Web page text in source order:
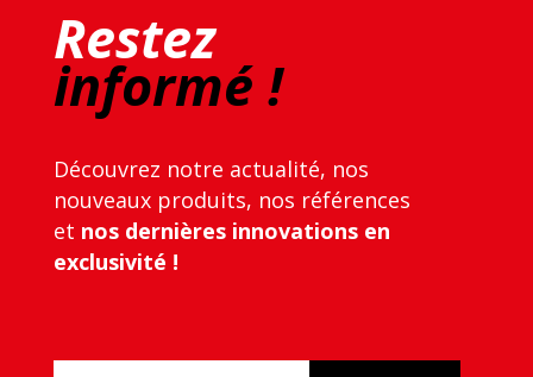
Restez
informé !
Découvrez notre actualité, nos
nouveaux produits, nos références
et nos dernières innovations en
exclusivité !